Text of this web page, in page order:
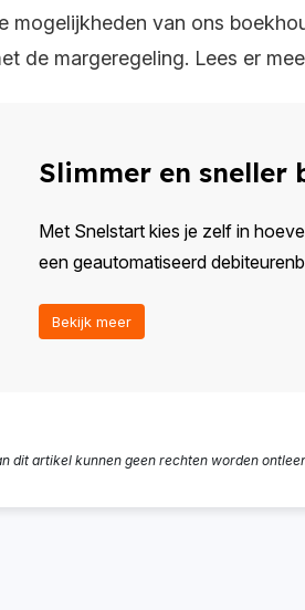
mogelijkheden van ons
de margeregeling. Lees er
Slimmer en sneller
Met Snelstart kies je zelf in
een geautomatiseerd
Bekijk meer
dit artikel kunnen geen rechten worden